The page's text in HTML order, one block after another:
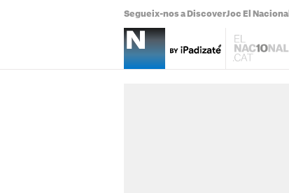
Segueix-nos a DiscoverJoc El Nacional